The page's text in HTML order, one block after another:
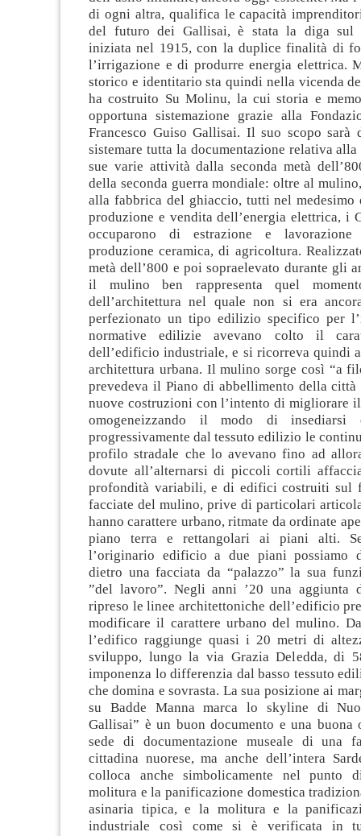
di ogni altra, qualifica le capacità
del futuro dei Gallisai, è stata la diga sul
iniziata nel 1915, con la duplice finalità di
l’irrigazione e di produrre energia elettrica.
storico e identitario sta quindi nella vicenda
ha costruito Su Molinu, la cui storia e
opportuna sistemazione grazie alla
Francesco Guiso Gallisai. Il suo scopo sarà
sistemare tutta la documentazione relativa
sue varie attività dalla seconda metà
della seconda guerra mondiale: oltre al
alla fabbrica del ghiaccio, tutti nel
produzione e vendita dell’energia elettrica, i
occuparono di estrazione e
produzione ceramica, di agricoltura.
metà dell’800 e poi sopraelevato durante gli
il mulino ben rappresenta quel
dell’architettura nel quale non si era
perfezionato un tipo edilizio specifico per
normative edilizie avevano colto il
dell’edificio industriale, e si ricorreva quindi
architettura urbana. Il mulino sorge così “a
prevedeva il Piano di abbellimento della
nuove costruzioni con l’intento di migliorare
omogeneizzando il modo di insediarsi
progressivamente dal tessuto edilizio le
profilo stradale che lo avevano fino ad
dovute all’alternarsi di piccoli cortili
profondità variabili, e di edifici costruiti sul
facciate del mulino, prive di particolari
hanno carattere urbano, ritmate da ordinate
piano terra e rettangolari ai piani alti.
l’originario edificio a due piani possiamo
dietro una facciata da “palazzo” la sua
”del lavoro”. Negli anni ’20 una
ripreso le linee architettoniche dell’edificio
modificare il carattere urbano del mulino.
l’edifico raggiunge quasi i 20 metri di
sviluppo, lungo la via Grazia Deledda, di
imponenza lo differenzia dal basso tessuto
che domina e sovrasta. La sua posizione ai
su Badde Manna marca lo skyline di
Gallisai” è un buon documento e una buona
sede di documentazione museale di una
cittadina nuorese, ma anche dell’intera
colloca anche simbolicamente nel punto
molitura e la panificazione domestica
asinaria tipica, e la molitura e la
industriale così come si è verificata in